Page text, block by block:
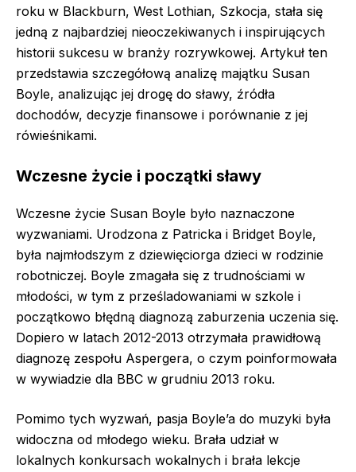
roku w Blackburn, West Lothian, Szkocja, stała się
jedną z najbardziej nieoczekiwanych i inspirujących
historii sukcesu w branży rozrywkowej. Artykuł ten
przedstawia szczegółową analizę majątku Susan
Boyle, analizując jej drogę do sławy, źródła
dochodów, decyzje finansowe i porównanie z jej
rówieśnikami.
Wczesne życie i początki sławy
Wczesne życie Susan Boyle było naznaczone
wyzwaniami. Urodzona z Patricka i Bridget Boyle,
była najmłodszym z dziewięciorga dzieci w rodzinie
robotniczej. Boyle zmagała się z trudnościami w
młodości, w tym z prześladowaniami w szkole i
początkowo błędną diagnozą zaburzenia uczenia się.
Dopiero w latach 2012-2013 otrzymała prawidłową
diagnozę zespołu Aspergera, o czym poinformowała
w wywiadzie dla BBC w grudniu 2013 roku.
Pomimo tych wyzwań, pasja Boyle’a do muzyki była
widoczna od młodego wieku. Brała udział w
lokalnych konkursach wokalnych i brała lekcje